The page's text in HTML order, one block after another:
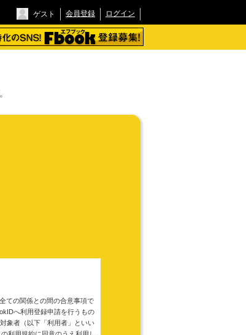
ログイン
会員登録
ゲスト
ての関係との間の合意事項で
へ利用登録申請を行うもの
象者（以下「利用者」といい